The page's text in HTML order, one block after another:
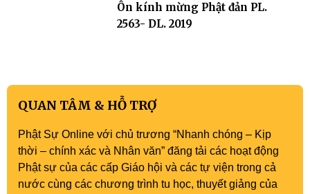
Ôn kính mừng Phật đản PL.
2563- DL. 2019
QUAN TÂM & HỖ TRỢ
Phật Sự Online với chủ trương “Nhanh chóng – Kịp
thời – chính xác và Nhân văn” đăng tải các hoạt động
Phật sự của các cấp Giáo hội và các tự viện trong cả
nước cùng các chương trình tu học, thuyết giảng của